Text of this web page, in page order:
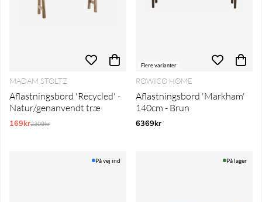
MADAM STOLTZ
Aflastningsbord 'Recycled' -
Natur/genanvendt træ
169krNormalpris:
2309kr
Flere varianter
ROWICO HOME
Aflastningsbord 'Markham'
140cm - Brun
6369kr
På vej ind På lager